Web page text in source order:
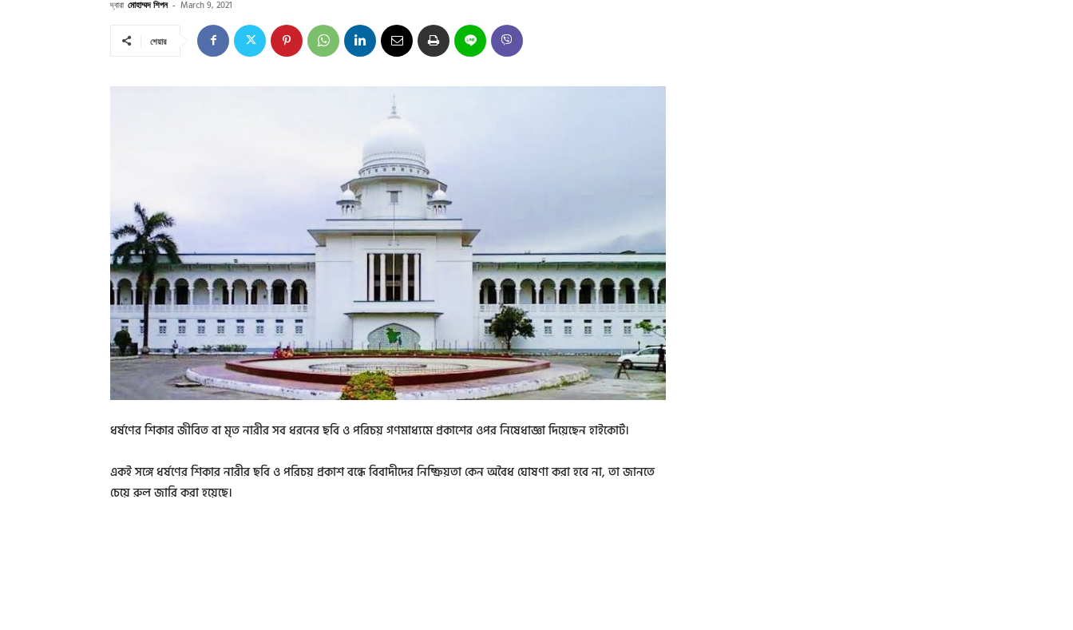
দ্বারা মোহাম্মদ শিপন - March 9, 2021
শেয়ার
ধর্ষণের শিকার জীবিত বা মৃত নারীর সব ধরনের ছবি ও পরিচয় গণমাধ্যমে প্রকাশের ওপর নিষেধাজ্ঞা দিয়েছেন হাইকোর্ট।
একই সঙ্গে ধর্ষণের শিকার নারীর ছবি ও পরিচয় প্রকাশ বন্ধে বিবাদীদের নিষ্ক্রিয়তা কেন অবৈধ ঘোষণা করা হবে না, তা জানতে
চেয়ে রুল জারি করা হয়েছে।